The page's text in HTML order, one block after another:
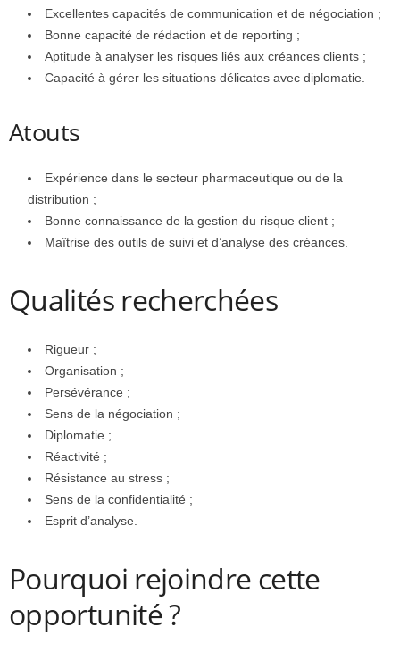
Excellentes capacités de communication et de négociation ;
Bonne capacité de rédaction et de reporting ;
Aptitude à analyser les risques liés aux créances clients ;
Capacité à gérer les situations délicates avec diplomatie.
Atouts
Expérience dans le secteur pharmaceutique ou de la
distribution ;
Bonne connaissance de la gestion du risque client ;
Maîtrise des outils de suivi et d’analyse des créances.
Qualités recherchées
Rigueur ;
Organisation ;
Persévérance ;
Sens de la négociation ;
Diplomatie ;
Réactivité ;
Résistance au stress ;
Sens de la confidentialité ;
Esprit d’analyse.
Pourquoi rejoindre cette
opportunité ?